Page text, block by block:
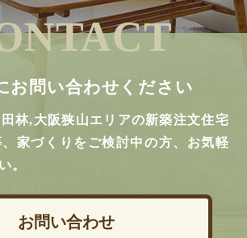
お問い合わせください
林,大阪狭山エリアの新築注文住宅
家づくりをご検討中の方、お気軽
。
お問い合わせ